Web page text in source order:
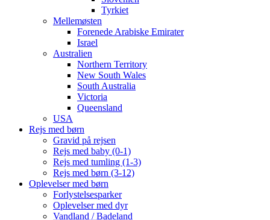
Tyrkiet
Mellemøsten
Forenede Arabiske Emirater
Israel
Australien
Northern Territory
New South Wales
South Australia
Victoria
Queensland
USA
Rejs med børn
Gravid på rejsen
Rejs med baby (0-1)
Rejs med tumling (1-3)
Rejs med børn (3-12)
Oplevelser med børn
Forlystelsesparker
Oplevelser med dyr
Vandland / Badeland